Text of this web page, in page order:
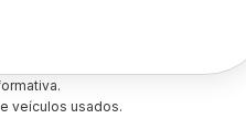
veículos usados.